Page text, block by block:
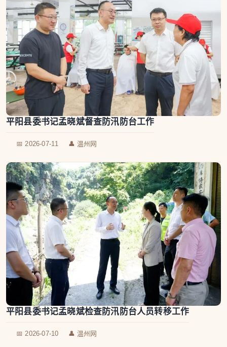
平阳县委书记孟晓斌督查防汛防台工作
📅 2026-07-11 👤 温州网
平阳县委书记孟晓斌检查防汛防台人员转移工作
📅 2026-07-10 👤 温州网